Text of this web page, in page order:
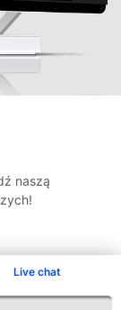
Live chat
naszą